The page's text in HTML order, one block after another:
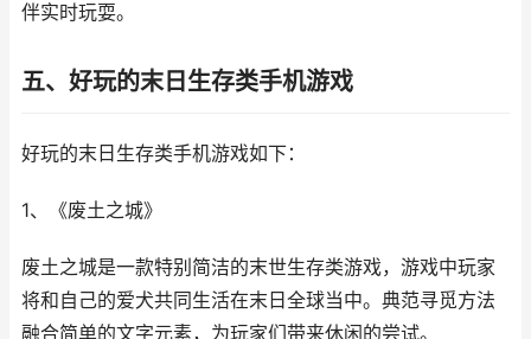
伴实时玩耍。
五、好玩的末日生存类手机游戏
好玩的末日生存类手机游戏如下：
1、《废土之城》
废土之城是一款特别简洁的末世生存类游戏，游戏中玩家
将和自己的爱犬共同生活在末日全球当中。典范寻觅方法
融合简单的文字元素，为玩家们带来休闲的尝试。